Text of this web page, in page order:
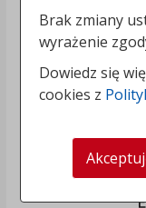
Brak zmiany
wyrażenie
Dowiedz się
cookies z